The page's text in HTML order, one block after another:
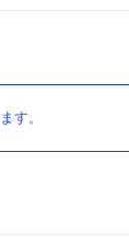
す。